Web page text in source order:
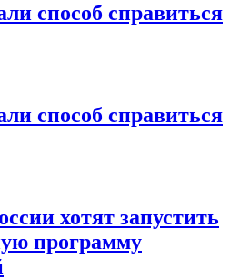
способ справиться
способ справиться
хотят запустить
программу